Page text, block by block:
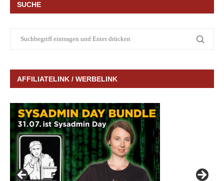
SUCHE
AFFILIATELINK / WERBELINK